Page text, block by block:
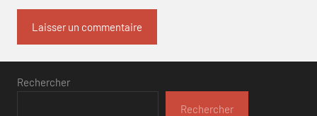
Rechercher
Rechercher